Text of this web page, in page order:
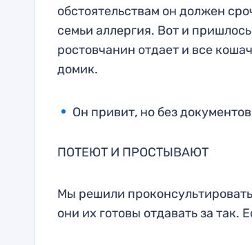
обстоятельствам он должен
семьи аллергия. Вот и
ростовчанин отдает и все
домик.
Он привит, но без
ПОТЕЮТ И ПРОСТЫВАЮТ
Мы решили
они их готовы отдавать за так.